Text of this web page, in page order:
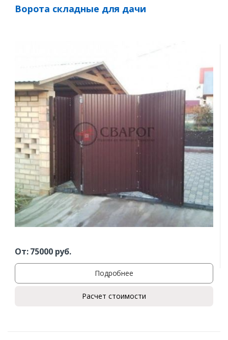
Ворота складные для дачи
От:75000руб.
Подробнее
Расчет стоимости